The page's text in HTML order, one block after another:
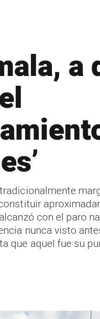
a
con el paro
nunca visto
que aquel fue su